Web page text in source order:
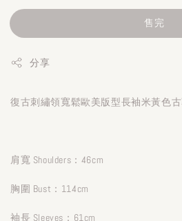
售完
分享
復古刺繡領寬鬆歐美版型長袖米黃色古
肩寬 Shoulders：46cm
胸圍 Bust：114cm
袖長 Sleeves：61cm